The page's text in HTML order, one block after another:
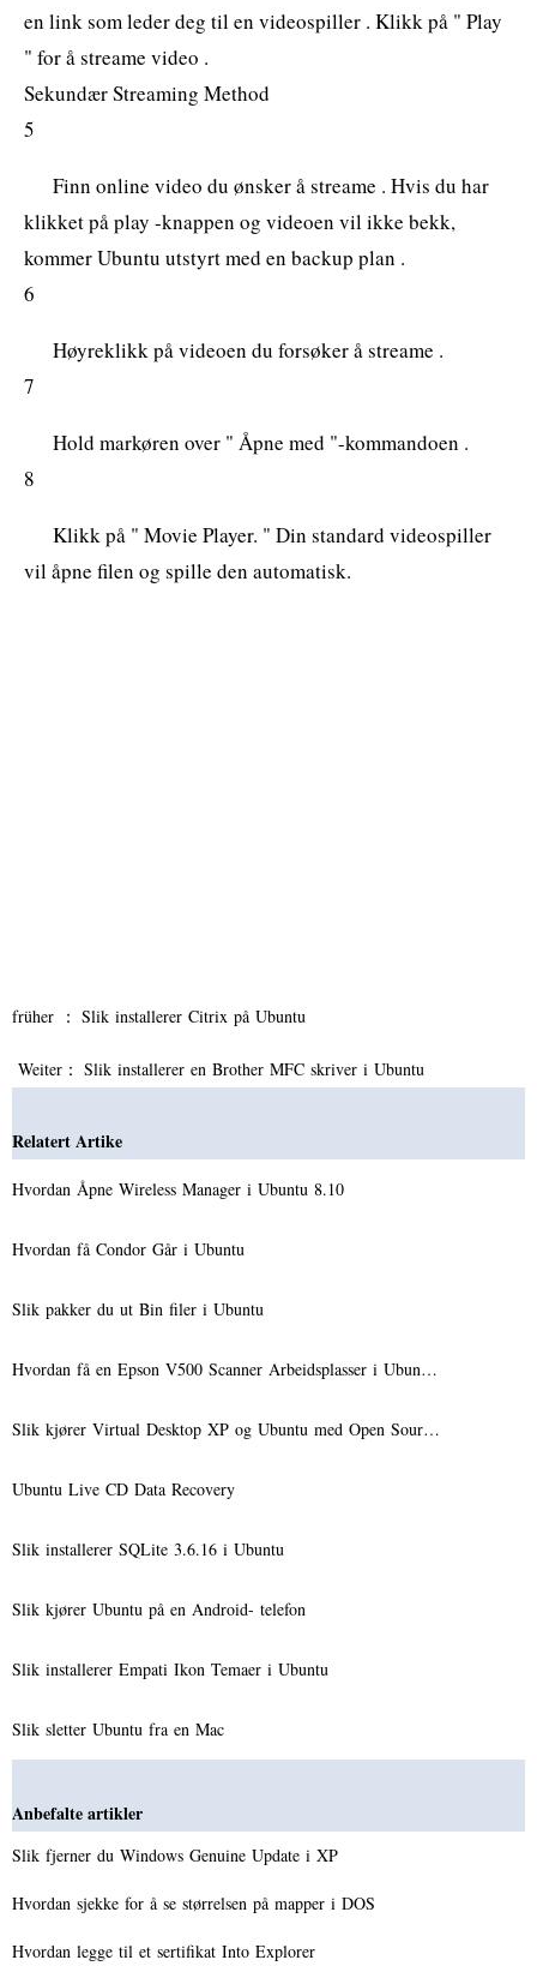
en link som leder deg til en videospiller . Klikk på " Play
" for å streame video .
Sekundær Streaming Method
5
Finn online video du ønsker å streame . Hvis du har
klikket på play -knappen og videoen vil ikke bekk,
kommer Ubuntu utstyrt med en backup plan .
6
Høyreklikk på videoen du forsøker å streame .
7
Hold markøren over " Åpne med "-kommandoen .
8
Klikk på " Movie Player. " Din standard videospiller
vil åpne filen og spille den automatisk.
früher ： Slik installerer Citrix på Ubuntu
Weiter： Slik installerer en Brother MFC skriver i Ubuntu
Relatert Artike
Hvordan Åpne Wireless Manager i Ubuntu 8.10
Hvordan få Condor Går i Ubuntu
Slik pakker du ut Bin filer i Ubuntu
Hvordan få en Epson V500 Scanner Arbeidsplasser i Ubun…
Slik kjører Virtual Desktop XP og Ubuntu med Open Sour…
Ubuntu Live CD Data Recovery
Slik installerer SQLite 3.6.16 i Ubuntu
Slik kjører Ubuntu på en Android- telefon
Slik installerer Empati Ikon Temaer i Ubuntu
Slik sletter Ubuntu fra en Mac
Anbefalte artikler
Slik fjerner du Windows Genuine Update i XP
Hvordan sjekke for å se størrelsen på mapper i DOS
Hvordan legge til et sertifikat Into Explorer